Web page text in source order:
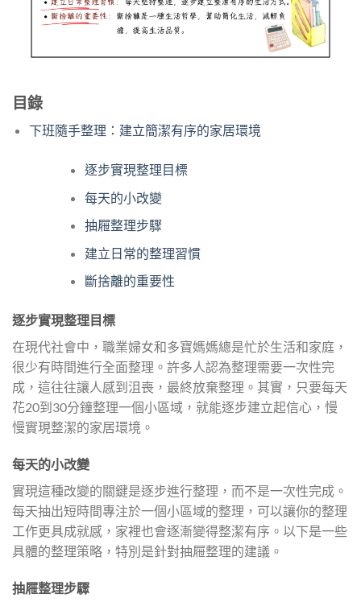
目錄
下班隨手整理：建立簡潔有序的家居環境
逐步實現整理目標
每天的小改變
抽屜整理步驟
建立日常的整理習慣
斷捨離的重要性
逐步實現整理目標
在現代社會中，職業婦女和多寶媽媽總是忙於生活和家庭，
很少有時間進行全面整理。許多人認為整理需要一次性完
成，這往往讓人感到沮喪，最終放棄整理。其實，只要每天
花20到30分鐘整理一個小區域，就能逐步建立起信心，慢
慢實現整潔的家居環境。
每天的小改變
實現這種改變的關鍵是逐步進行整理，而不是一次性完成。
每天抽出短時間專注於一個小區域的整理，可以讓你的整理
工作更具成就感，家裡也會逐漸變得整潔有序。以下是一些
具體的整理策略，特別是針對抽屜整理的建議。
抽屜整理步驟